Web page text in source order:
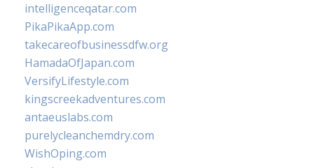
intelligenceqatar.com
PikaPikaApp.com
takecareofbusinessdfw.org
HamadaOfJapan.com
VersifyLifestyle.com
kingscreekadventures.com
antaeuslabs.com
purelycleanchemdry.com
WishOping.com